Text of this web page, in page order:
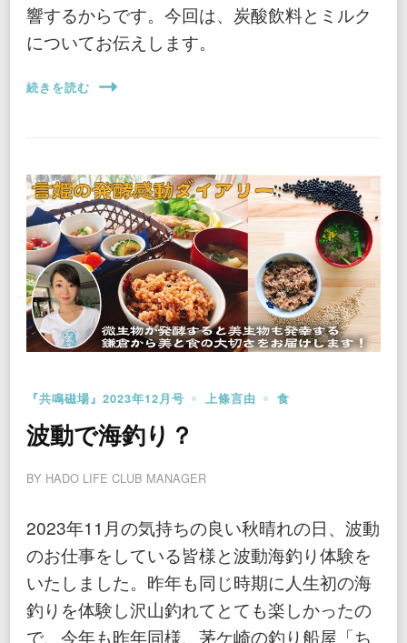
響するからです。今回は、炭酸飲料とミルク
についてお伝えします。
続きを読む
『共鳴磁場』2023年12月号 上條言由 食
波動で海釣り？
BY HADO LIFE CLUB MANAGER
2023年11月の気持ちの良い秋晴れの日、波動
のお仕事をしている皆様と波動海釣り体験を
いたしました。昨年も同じ時期に人生初の海
釣りを体験し沢山釣れてとても楽しかったの
で、今年も昨年同様、茅ケ崎の釣り船屋「ち